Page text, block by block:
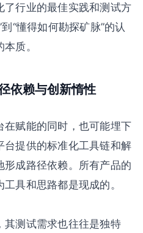
行业的最佳实践和测试方
“懂得如何勘探矿脉”的认
质。
依赖与创新惰性
赋能的同时，也可能埋下
台提供的标准化工具链和解
成路径依赖。所有产品的
具和思路都是现成的。
其测试需求也往往是独特